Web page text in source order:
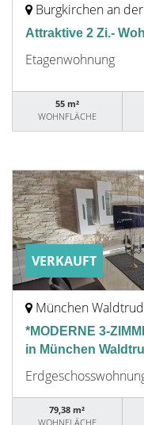
Burgkirchen an
Attraktive 2 Zi.-
Etagenwohnung
55 m²
WOHNFLÄCHE
VERKAUFT
München
*MODERNE 3-
in München
79,38 m²
WOHNFLÄCHE